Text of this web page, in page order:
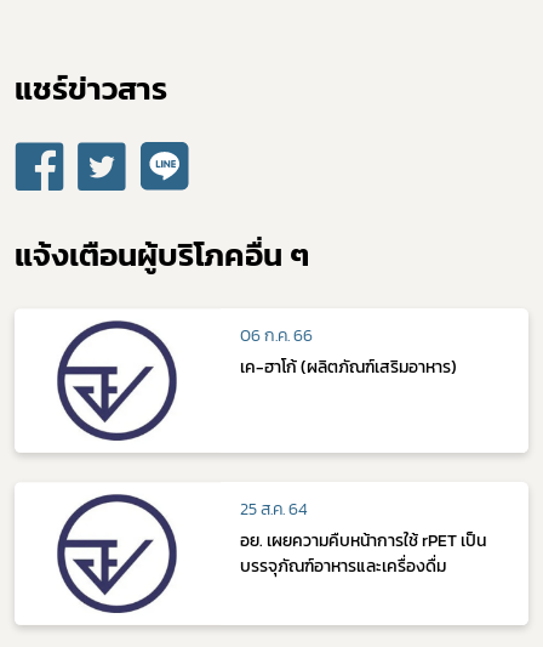
แชร์ข่าวสาร​
แจ้งเตือนผู้บริโภคอื่น ๆ
06 ก.ค. 66
เค-ฮาโก้ (ผลิตภัณฑ์เสริมอาหาร)
25 ส.ค. 64
อย. เผยความคืบหน้าการใช้ rPET เป็น
บรรจุภัณฑ์อาหารและเครื่องดื่ม